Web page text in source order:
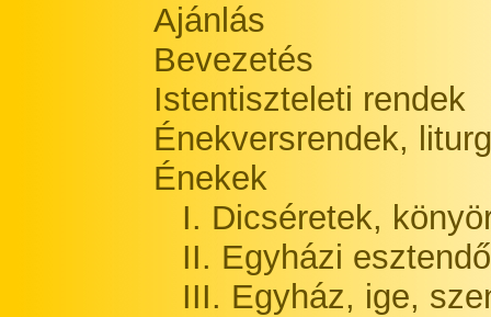
Ajánlás
Bevezetés
Istentiszteleti rendek
Énekversrendek,
Énekek
I. Dicséretek,
II. Egyházi
III. Egyház, ige,